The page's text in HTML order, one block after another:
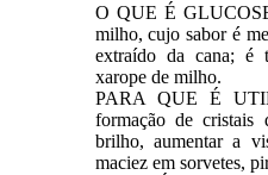
O QUE É
milho, cujo sabor é
extraído da cana; é
xarope de milho.
PARA QUE É
formação de cristais
brilho, aumentar a
maciez em sorvetes,